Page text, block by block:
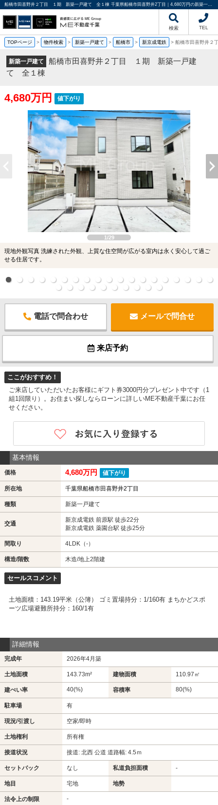
船橋市田喜野井２丁目 １期 新築一戸建て 全１棟 千葉県船橋市田喜野井2丁目｜4,680万円の新築一戸建て｜分譲住宅や新築物件｜ME不動産千葉
検索 TEL
TOPページ > 物件検索 > 新築一戸建て > 船橋市 > 新京成電鉄 > 船橋市田喜野井
新築一戸建て
船橋市田喜野井２丁目 １期 新築一戸建
て 全１棟
4,680万円 値下がり
1/29
現地外観写真 洗練された外観、上質な住空間が広がる室内は永く安心して過ご
せる住居です。
電話で問合わせ メールで問合せ
来店予約
ここがおすすめ！
ご来店していただいたお客様にギフト券3000円分プレゼント中です（1
組1回限り）。お住まい探しならローンに詳しいME不動産千葉にお任
せください。
基本情報
価格 4,680万円 値下がり
所在地 千葉県船橋市田喜野井2丁目
種類 新築一戸建て
交通
新京成電鉄 前原駅 徒歩22分
新京成電鉄 薬園台駅 徒歩25分
間取り 4LDK（-）
構造/階数 木造/地上2階建
セールスコメント
土地面積：143.19平米（公簿） ゴミ置場持分：1/160有 まちかどスポ
ーツ広場避難所持分：160/1有
詳細情報
完成年 2026年4月築
土地面積 143.73m² 建物面積 110.97㎡
建ぺい率 40(%) 容積率 80(%)
駐車場 有
現況/引渡し 空家/即時
土地権利 所有権
接道状況 接道: 北西 公道 道路幅: 4.5ｍ
セットバック なし 私道負担面積 -
地目 宅地 地勢
法令上の制限 -